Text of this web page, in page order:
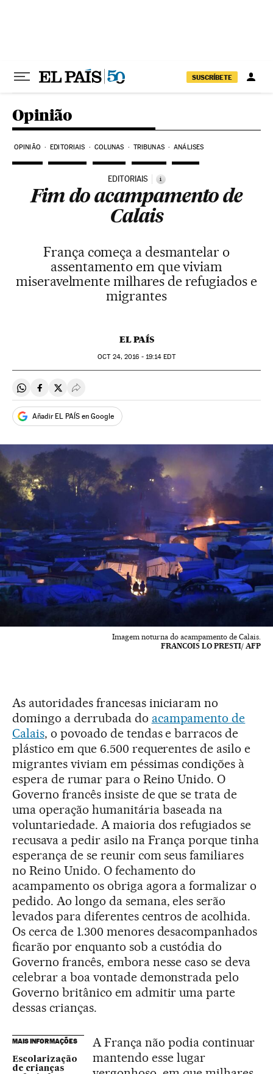
SUSCRÍBETE
Opinião
OPINIÃO EDITORIAIS COLUNAS TRIBUNAS ANÁLISES
EDITORIAIS i
Fim do acampamento de
Calais
França começa a desmantelar o
assentamento em que viviam
miseravelmente milhares de refugiados e
migrantes
EL PAÍS
OCT24, 2016 - 19:14 EDT
Compartir en Whatsapp
Compartir en Facebook
Compartir en Twitter
Desplegar Redes Sociales
Añadir EL PAÍS en Google
Imagem noturna do acampamento de Calais.
FRANCOIS LO PRESTI/ AFP
As autoridades francesas iniciaram no
domingo a derrubada do acampamento de
Calais, o povoado de tendas e barracos de
plástico em que 6.500 requerentes de asilo e
migrantes viviam em péssimas condições à
espera de rumar para o Reino Unido. O
Governo francês insiste de que se trata de
uma operação humanitária baseada na
voluntariedade. A maioria dos refugiados se
recusava a pedir asilo na França porque tinha
esperança de se reunir com seus familiares
no Reino Unido. O fechamento do
acampamento os obriga agora a formalizar o
pedido. Ao longo da semana, eles serão
levados para diferentes centros de acolhida.
Os cerca de 1.300 menores desacompanhados
ficarão por enquanto sob a custódia do
Governo francês, embora nesse caso se deva
celebrar a boa vontade demonstrada pelo
Governo britânico em admitir uma parte
dessas crianças.
MAIS INFORMAÇÕES
Escolarização
de crianças
A França não podia continuar
mantendo esse lugar